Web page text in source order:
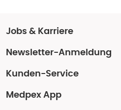
Jobs & Karriere
Newsletter-Anmeldung
Kunden-Service
Medpex App